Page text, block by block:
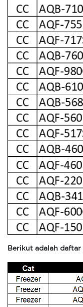
Berikut adalah daftar